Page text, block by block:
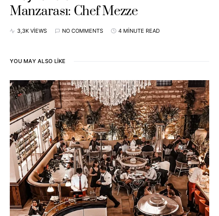
Manzarası: Chef Mezze
3,3K VIEWS NO COMMENTS 4 MINUTE READ
YOU MAY ALSO LIKE